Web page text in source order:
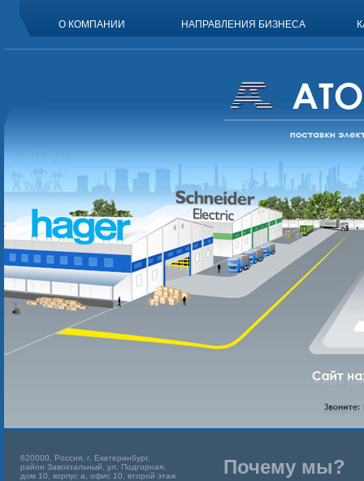
О КОМПАНИИ НАПРАВЛЕНИЯ БИЗНЕСА
620000, Россия, г. Екатеринбург,
район Завокзальный, ул. Подгорная,
дом 10, корпус а, офис 10, второй этаж
Почему мы?